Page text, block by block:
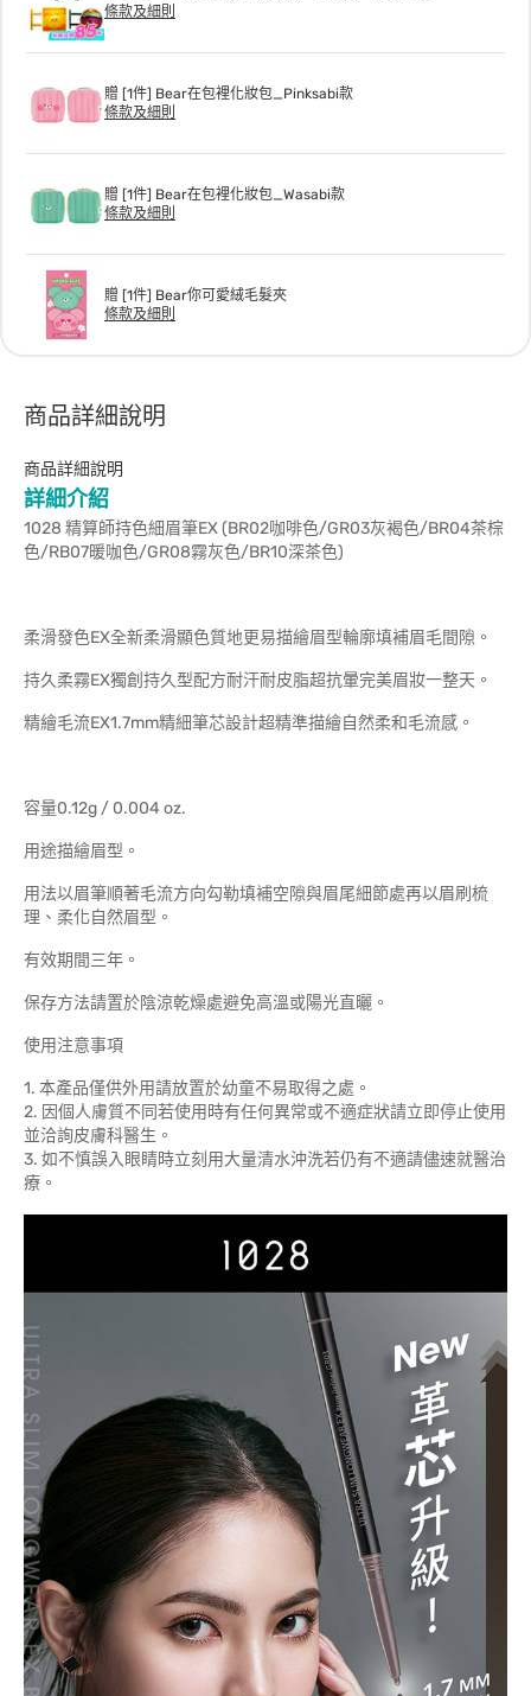
條款及細則
贈 [1件] Bear在包裡化妝包_Pinksabi款
條款及細則
贈 [1件] Bear在包裡化妝包_Wasabi款
條款及細則
贈 [1件] Bear你可愛絨毛髮夾
條款及細則
商品詳細說明
商品詳細說明
詳細介紹
1028 精算師持色細眉筆EX (BR02咖啡色/GR03灰褐色/BR04茶棕
色/RB07暖咖色/GR08霧灰色/BR10深茶色)
柔滑發色EX全新柔滑顯色質地更易描繪眉型輪廓填補眉毛間隙。
持久柔霧EX獨創持久型配方耐汗耐皮脂超抗暈完美眉妝一整天。
精繪毛流EX1.7mm精細筆芯設計超精準描繪自然柔和毛流感。
容量0.12g / 0.004 oz.
用途描繪眉型。
用法以眉筆順著毛流方向勾勒填補空隙與眉尾細節處再以眉刷梳
理、柔化自然眉型。
有效期間三年。
保存方法請置於陰涼乾燥處避免高溫或陽光直曬。
使用注意事項
1. 本產品僅供外用請放置於幼童不易取得之處。
2. 因個人膚質不同若使用時有任何異常或不適症狀請立即停止使用
並洽詢皮膚科醫生。
3. 如不慎誤入眼睛時立刻用大量清水沖洗若仍有不適請儘速就醫治
療。